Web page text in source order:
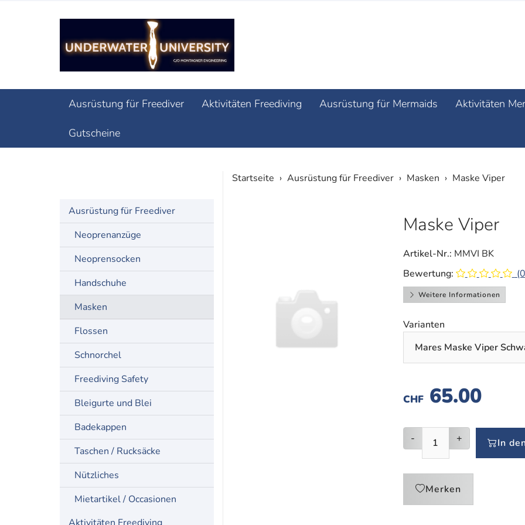
Ausrüstung für Freediver Aktivitäten Freediving Ausrüstung für Mermaids Aktivitäten
Gutscheine
Startseite Ausrüstung für Freediver Masken Maske Viper
Maske Viper
Artikel-Nr.: MMVI BK
Bewertung:
Weitere Informationen
Varianten
CHF 65.00
- + In
Merken
Ausrüstung für Freediver
Neoprenanzüge
Neoprensocken
Handschuhe
Masken
Flossen
Schnorchel
Freediving Safety
Bleigurte und Blei
Badekappen
Taschen / Rucksäcke
Nützliches
Mietartikel / Occasionen